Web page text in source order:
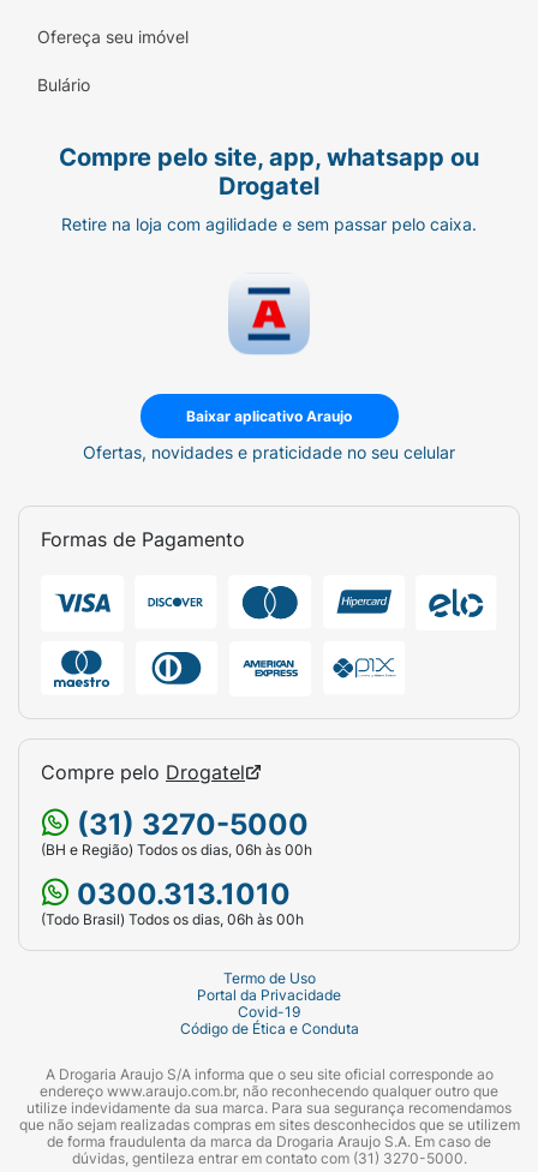
Ofereça seu imóvel
Bulário
Compre pelo site, app, whatsapp ou
Drogatel
Retire na loja com agilidade e sem passar pelo caixa.
Baixar aplicativo Araujo
Ofertas, novidades e praticidade no seu celular
Formas de Pagamento
Compre pelo Drogatel
(31) 3270-5000
(BH e Região) Todos os dias, 06h às 00h
0300.313.1010
(Todo Brasil) Todos os dias, 06h às 00h
Termo de Uso
Portal da Privacidade
Covid-19
Código de Ética e Conduta
A Drogaria Araujo S/A informa que o seu site oficial corresponde ao
endereço www.araujo.com.br, não reconhecendo qualquer outro que
utilize indevidamente da sua marca. Para sua segurança recomendamos
que não sejam realizadas compras em sites desconhecidos que se utilizem
de forma fraudulenta da marca da Drogaria Araujo S.A. Em caso de
dúvidas, gentileza entrar em contato com (31) 3270-5000.